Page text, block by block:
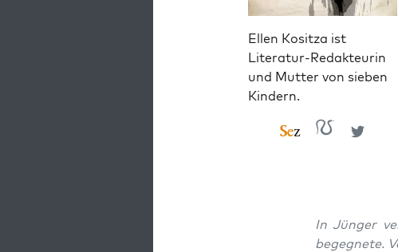
Ellen Kositza ist
Literatur-Redakteurin
und Mutter von sieben
Kindern.
In Jün­ger
begeg­ne­te.